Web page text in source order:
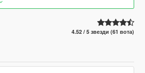
4.52 / 5 звезди (61 вота)